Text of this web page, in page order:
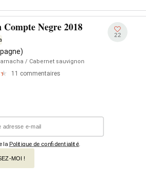
Compte Negre 2018
/ Cabernet sauvignon
11 commentaires
22
la Politique de confidentialité
MOI !